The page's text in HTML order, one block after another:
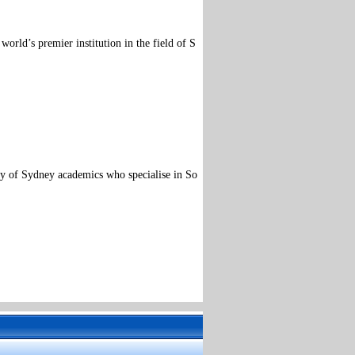
premier institution in the field of S
of Sydney academics who specialise in So